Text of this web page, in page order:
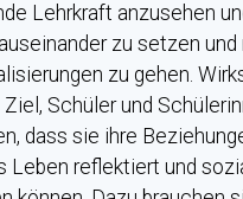
Lehrkraft anzusehen
zu setzen
zu gehen.
Ziel, Schüler und
dass sie ihre
Leben reflektiert und